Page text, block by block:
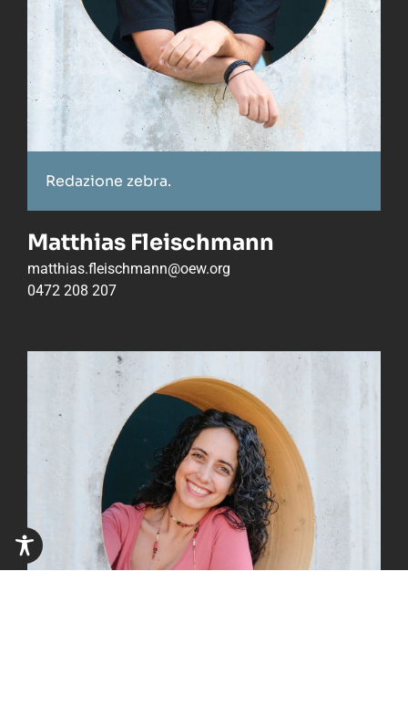
Redazione zebra.
Matthias Fleischmann
matthias.fleischmann@oew.org
0472 208 207